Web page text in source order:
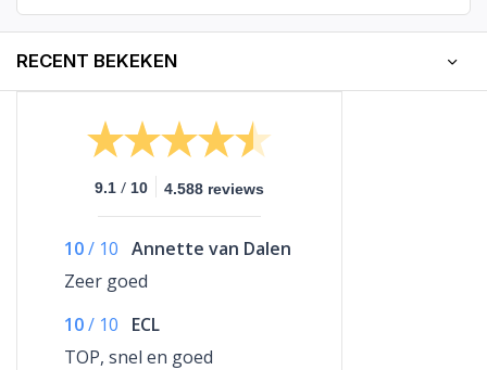
RECENT BEKEKEN
9.1 / 10 4.588 reviews
10/ 10 Annette van Dalen
Zeer goed
10/ 10
ECL
TOP, snel en goed